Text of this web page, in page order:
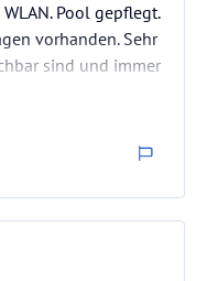
Pool gepflegt.
vorhanden. Sehr
sind und immer
die Aussicht auf
auf der
zu genießen ist